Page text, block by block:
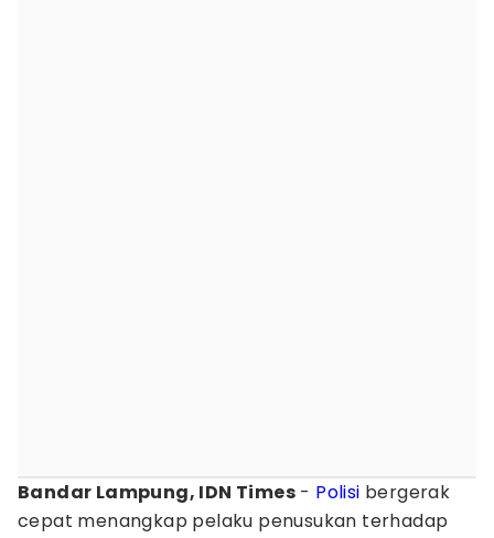
Bandar Lampung, IDN Times - Polisi bergerak
cepat menangkap pelaku penusukan terhadap